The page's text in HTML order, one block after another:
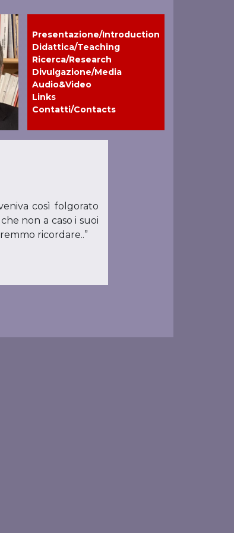
Presentazione/Introduction
Didattica/Teaching
Ricerca/Research
Divulgazione/Media
Audio&Video
Links
Contatti/Contacts
così folgorato
non a caso i suoi
ricordare..”